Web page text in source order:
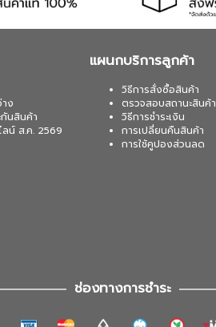
ง
นสินค้า
น์ ส.ค. 2569
แผนกบริการลูกค้า
วิธีการสั่งซื้อสินค้า
ตรวจสอบสถานะสินค้า
วิธีการชำระเงิน
การเปลี่ยนคืนสินค้า
การใช้คูปองส่วนลด
ช่องทางการชำระ